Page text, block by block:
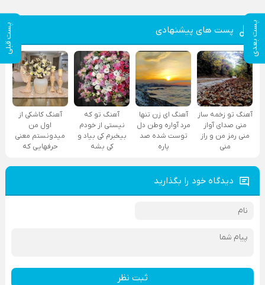
پست بعدی پست قبلی پست های پیشنهادی
آهنگ تو زخمه ساز
منی صدای آواز
منی رمز من و راز
منی
آهنگ ای زن تنها
مرد آواره وطن دل
توست شده صد
پاره
آهنگ تو که
نیستی از خودم
بیخبرم کی بیاد و
کی بشه
آهنگ کاشکی از
اول من
میدونستم معنی
حرفهایی که
دیدگاه خود را بگذارید
ثبت نظر